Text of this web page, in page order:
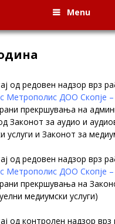
Menu
од редовен надзор врз
Метрополис ДОО Скопје –
прекршувања на
Законот за аудио и
услуги и Законот за
од редовен надзор врз
Метрополис ДОО Скопје –
прекршувања на
медиумски услуги)
од контролен надзор врз